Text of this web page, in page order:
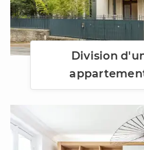
Division